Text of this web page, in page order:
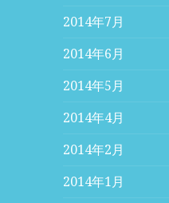
2014年7月
2014年6月
2014年5月
2014年4月
2014年2月
2014年1月